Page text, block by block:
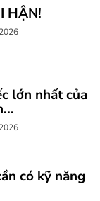
HẬN!
lớn nhất của
có kỹ năng